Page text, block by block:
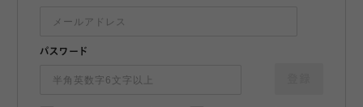
パスワード